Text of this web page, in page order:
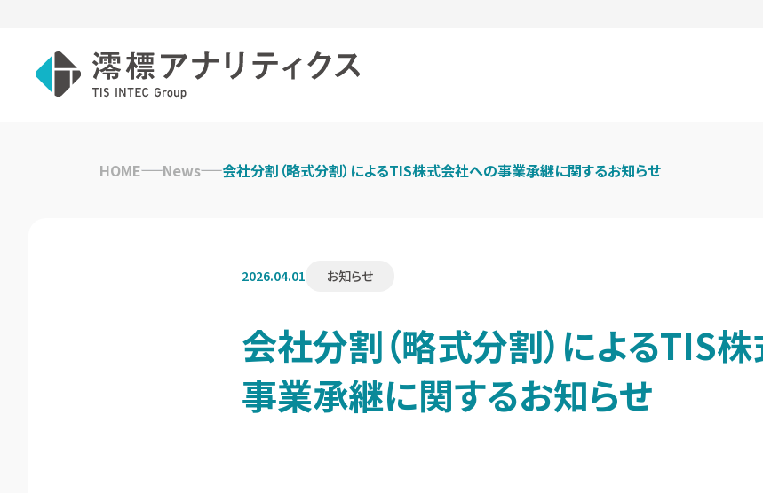
HOME News 会社分割（略式分割）によるTIS株式会社への事業承継に関するお知らせ
2026.04.01 お知らせ
会社分割（略式分割）によるTIS
事業承継に関するお知らせ